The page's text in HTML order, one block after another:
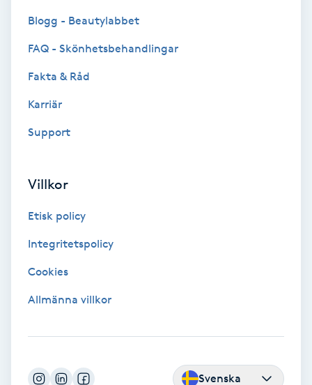
Fransförlängning Volym
Fransrengöring
Friskvårdsmassage
Blogg - Beautylabbet
FAQ - Skönhetsbehandlingar
Fakta & Råd
Karriär
Support
Villkor
Etisk policy
Integritetspolicy
Cookies
Allmänna villkor
Svenska